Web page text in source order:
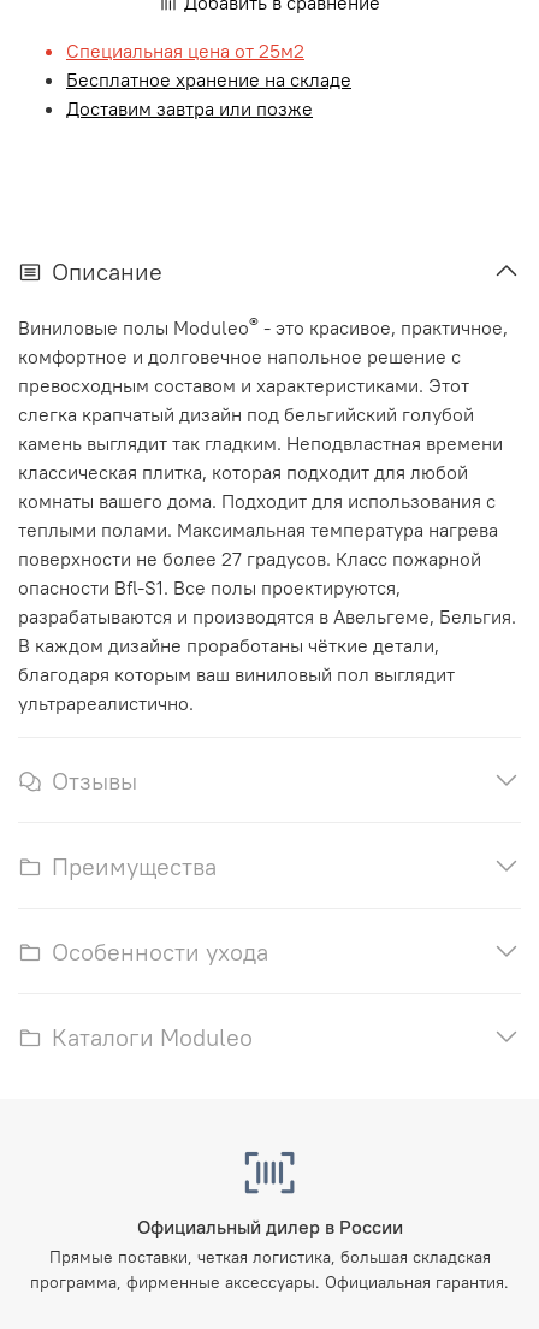
Специальная цена от 25м2
Бесплатное хранение на складе
Доставим завтра или позже
Описание
Виниловые полы Moduleo® - это красивое, практичное,
комфортное и долговечное напольное решение с
превосходным составом и характеристиками. Этот
слегка крапчатый дизайн под бельгийский голубой
камень выглядит так гладким. Неподвластная времени
классическая плитка, которая подходит для любой
комнаты вашего дома. Подходит для использования с
теплыми полами. Максимальная температура нагрева
поверхности не более 27 градусов. Класс пожарной
опасности Bfl-S1. Все полы проектируются,
разрабатываются и производятся в Авельгеме, Бельгия.
В каждом дизайне проработаны чёткие детали,
благодаря которым ваш виниловый пол выглядит
ультрареалистично.
Отзывы
Преимущества
Особенности ухода
Каталоги Moduleo
Официальный дилер в России
Прямые поставки, четкая логистика, большая складская
программа, фирменные аксессуары. Официальная гарантия.